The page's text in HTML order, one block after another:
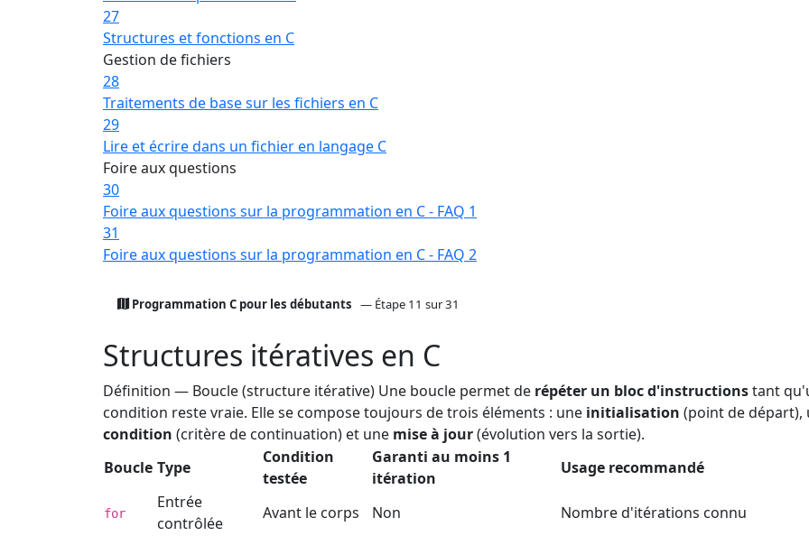
27
Structures et fonctions en C
Gestion de fichiers
28
Traitements de base sur les fichiers en C
29
Lire et écrire dans un fichier en langage C
Foire aux questions
30
Foire aux questions sur la programmation en C - FAQ 1
31
Foire aux questions sur la programmation en C - FAQ 2
Programmation C pour les débutants — Étape 11 sur 31
Structures itératives en C
Définition — Boucle (structure itérative) Une boucle permet de répéter un bloc d'instructionstant
condition reste vraie. Elle se compose toujours de trois éléments : une initialisation (point de départ),
condition (critère de continuation) et une mise à jour(évolution vers la sortie).
Boucle Type
Condition
testée
Garanti au moins 1
itération
Usage recommandé
for
Entrée
contrôlée
Avant le corps Non Nombre d'itérations connu